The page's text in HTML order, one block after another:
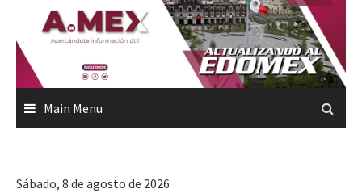
Main Menu
Sábado, 8 de agosto de 2026